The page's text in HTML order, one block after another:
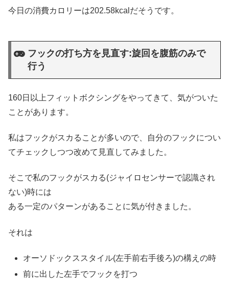
今日の消費カロリーは202.58kcalだそうです。
フックの打ち方を見直す:旋回を腹筋のみで
行う
160日以上フィットボクシングをやってきて、気がついた
ことがあります。
私はフックがスカることが多いので、自分のフックについ
てチェックしつつ改めて見直してみました。
そこで私のフックがスカる(ジャイロセンサーで認識され
ない)時には
ある一定のパターンがあることに気が付きました。
それは
オーソドックススタイル(左手前右手後ろ)の構えの時
前に出した左手でフックを打つ